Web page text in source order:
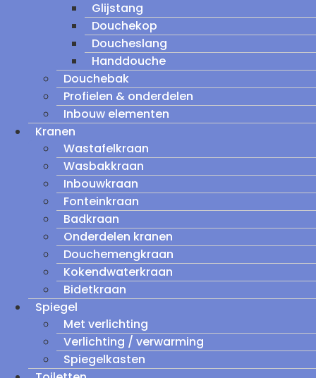
Glijstang
Douchekop
Doucheslang
Handdouche
Douchebak
Profielen & onderdelen
Inbouw elementen
Kranen
Wastafelkraan
Wasbakkraan
Inbouwkraan
Fonteinkraan
Badkraan
Onderdelen kranen
Douchemengkraan
Kokendwaterkraan
Bidetkraan
Spiegel
Met verlichting
Verlichting / verwarming
Spiegelkasten